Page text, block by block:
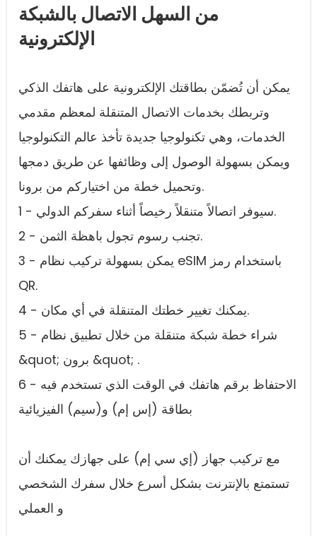
من السهل الاتصال بالشبكة
الإلكترونية
يمكن أن تُضمّن بطاقتك الإلكترونية على هاتفك الذكي
وتربطك بخدمات الاتصال المتنقلة لمعظم مقدمي
الخدمات، وهي تكنولوجيا جديدة تأخذ عالم التكنولوجيا
ويمكن بسهولة الوصول إلى وظائفها عن طريق دمجها
وتحميل خطة من اختياركم من برونا.
1 - سيوفر اتصالاً متنقلاً رخيصاً أثناء سفركم الدولي.
2 - تجنب رسوم تجول باهظة الثمن.
3 - يمكن بسهولة تركيب نظام eSIM باستخدام رمز
QR.
4 - يمكنك تغيير خطتك المتنقلة في أي مكان.
5 - شراء خطة شبكة متنقلة من خلال تطبيق نظام
&quot; برون &quot; .
6 - الاحتفاظ برقم هاتفك في الوقت الذي تستخدم فيه
بطاقة (إس إم) و(سيم) الفيزيائية
مع تركيب جهاز (إي سي إم) على جهازك يمكنك أن
تستمتع بالإنترنت بشكل أسرع خلال سفرك الشخصي
و العملي